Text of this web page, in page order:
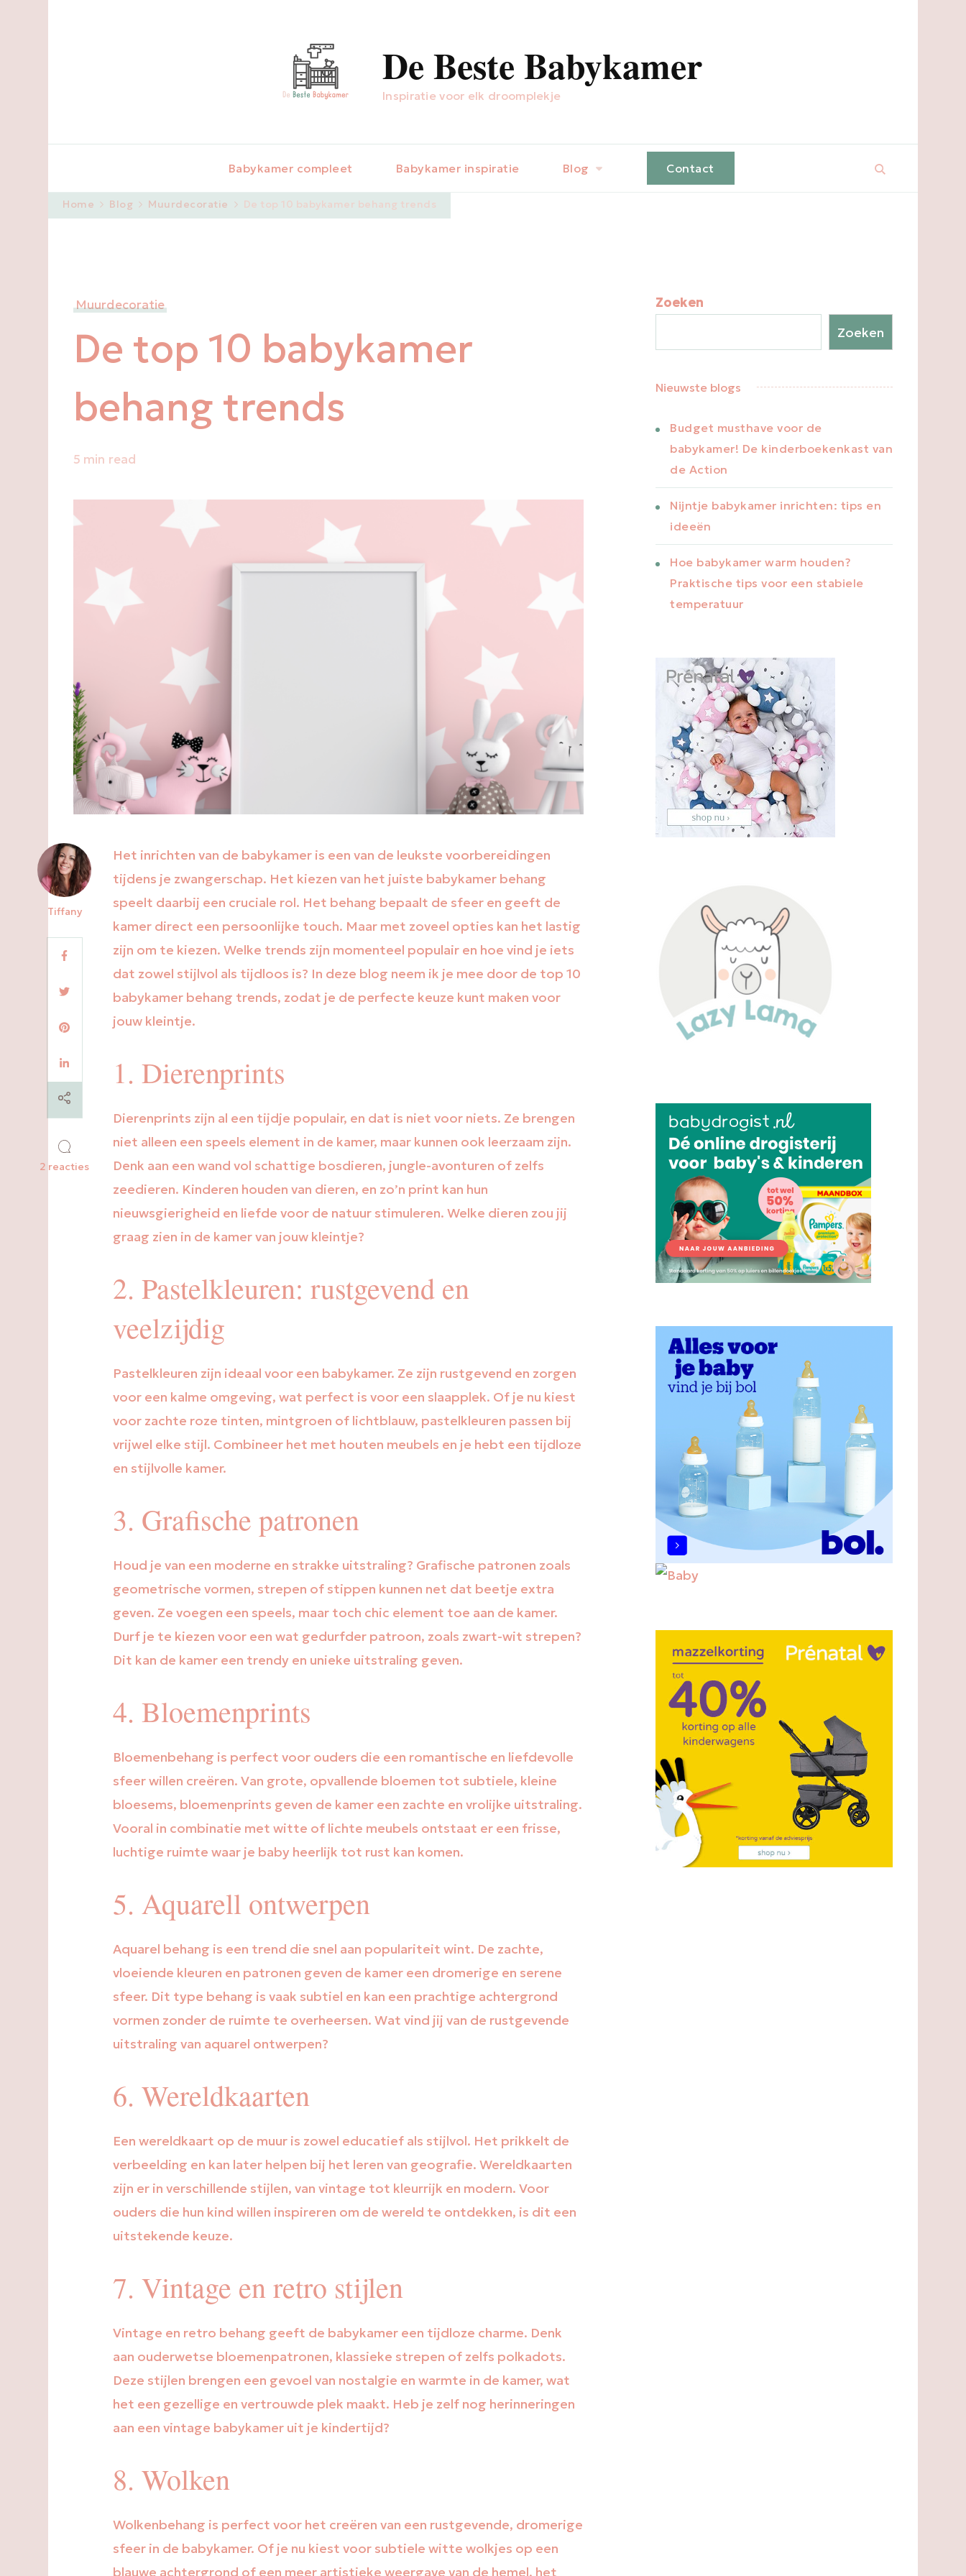
De Beste Babykamer
Inspiratie voor elk droomplekje
Babykamer compleet Babykamer inspiratie Blog Contact
Home Blog Muurdecoratie De top 10 babykamer behang trends
Muurdecoratie
De top 10 babykamer
behang trends
5 min read
Tiffany
2 reactiesop
babykamer
trends
Het inrichten van de babykamer is een van de leukste voorbereidingen
tijdens je zwangerschap. Het kiezen van het juiste babykamer behang
speelt daarbij een cruciale rol. Het behang bepaalt de sfeer en geeft de
kamer direct een persoonlijke touch. Maar met zoveel opties kan het lastig
zijn om te kiezen. Welke trends zijn momenteel populair en hoe vind je iets
dat zowel stijlvol als tijdloos is? In deze blog neem ik je mee door de top 10
babykamer behang trends, zodat je de perfecte keuze kunt maken voor
jouw kleintje.
1. Dierenprints
Dierenprints zijn al een tijdje populair, en dat is niet voor niets. Ze brengen
niet alleen een speels element in de kamer, maar kunnen ook leerzaam zijn.
Denk aan een wand vol schattige bosdieren, jungle-avonturen of zelfs
zeedieren. Kinderen houden van dieren, en zo’n print kan hun
nieuwsgierigheid en liefde voor de natuur stimuleren. Welke dieren zou jij
graag zien in de kamer van jouw kleintje?
2. Pastelkleuren: rustgevend en
veelzijdig
Pastelkleuren zijn ideaal voor een babykamer. Ze zijn rustgevend en zorgen
voor een kalme omgeving, wat perfect is voor een slaapplek. Of je nu kiest
voor zachte roze tinten, mintgroen of lichtblauw, pastelkleuren passen bij
vrijwel elke stijl. Combineer het met houten meubels en je hebt een tijdloze
en stijlvolle kamer.
3. Grafische patronen
Houd je van een moderne en strakke uitstraling? Grafische patronen zoals
geometrische vormen, strepen of stippen kunnen net dat beetje extra
geven. Ze voegen een speels, maar toch chic element toe aan de kamer.
Durf je te kiezen voor een wat gedurfder patroon, zoals zwart-wit strepen?
Dit kan de kamer een trendy en unieke uitstraling geven.
4. Bloemenprints
Bloemenbehang is perfect voor ouders die een romantische en liefdevolle
sfeer willen creëren. Van grote, opvallende bloemen tot subtiele, kleine
bloesems, bloemenprints geven de kamer een zachte en vrolijke uitstraling.
Vooral in combinatie met witte of lichte meubels ontstaat er een frisse,
luchtige ruimte waar je baby heerlijk tot rust kan komen.
5. Aquarell ontwerpen
Aquarel behang is een trend die snel aan populariteit wint. De zachte,
vloeiende kleuren en patronen geven de kamer een dromerige en serene
sfeer. Dit type behang is vaak subtiel en kan een prachtige achtergrond
vormen zonder de ruimte te overheersen. Wat vind jij van de rustgevende
uitstraling van aquarel ontwerpen?
6. Wereldkaarten
Een wereldkaart op de muur is zowel educatief als stijlvol. Het prikkelt de
verbeelding en kan later helpen bij het leren van geografie. Wereldkaarten
zijn er in verschillende stijlen, van vintage tot kleurrijk en modern. Voor
ouders die hun kind willen inspireren om de wereld te ontdekken, is dit een
uitstekende keuze.
7. Vintage en retro stijlen
Vintage en retro behang geeft de babykamer een tijdloze charme. Denk
aan ouderwetse bloemenpatronen, klassieke strepen of zelfs polkadots.
Deze stijlen brengen een gevoel van nostalgie en warmte in de kamer, wat
het een gezellige en vertrouwde plek maakt. Heb je zelf nog herinneringen
aan een vintage babykamer uit je kindertijd?
8. Wolken
Wolkenbehang is perfect voor het creëren van een rustgevende, dromerige
sfeer in de babykamer. Of je nu kiest voor subtiele witte wolkjes op een
blauwe achtergrond of een meer artistieke weergave van de hemel, het
Zoeken
Zoeken
Nieuwste blogs
Budget musthave voor de
babykamer! De kinderboekenkast van
de Action
Nijntje babykamer inrichten: tips en
ideeën
Hoe babykamer warm houden?
Praktische tips voor een stabiele
temperatuur